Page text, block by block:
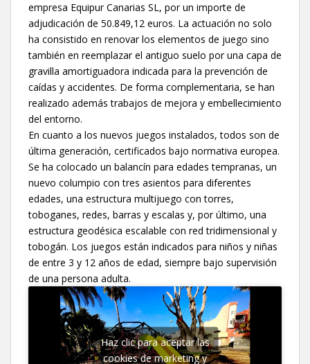
empresa Equipur Canarias SL, por un importe de
adjudicación de 50.849,12 euros. La actuación no solo
ha consistido en renovar los elementos de juego sino
también en reemplazar el antiguo suelo por una capa de
gravilla amortiguadora indicada para la prevención de
caídas y accidentes. De forma complementaria, se han
realizado además trabajos de mejora y embellecimiento
del entorno.
En cuanto a los nuevos juegos instalados, todos son de
última generación, certificados bajo normativa europea.
Se ha colocado un balancín para edades tempranas, un
nuevo columpio con tres asientos para diferentes
edades, una estructura multijuego con torres,
toboganes, redes, barras y escalas y, por último, una
estructura geodésica escalable con red tridimensional y
tobogán. Los juegos están indicados para niños y niñas
de entre 3 y 12 años de edad, siempre bajo supervisión
de una persona adulta.
Haz clic para aceptar las
cookies de marketing y